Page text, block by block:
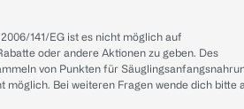
141/EG ist es nicht möglich auf
oder andere Aktionen zu geben. Des
von Punkten für
möglich. Bei weiteren Fragen wende dich bitte